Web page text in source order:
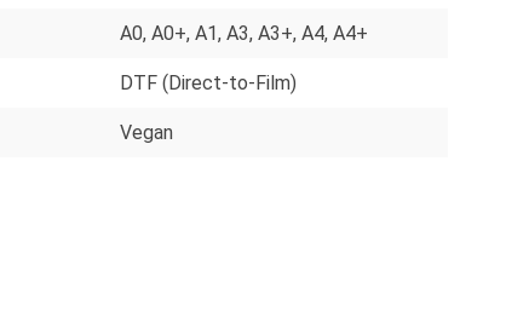
A0, A0+, A1, A3, A3+, A4, A4+
DTF (Direct-to-Film)
Vegan